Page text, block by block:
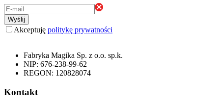
Wyślij
Akceptuję politykę prywatności
Fabryka Magika Sp. z o.o. sp.k.
NIP: 676-238-99-62
REGON: 120828074
Kontakt